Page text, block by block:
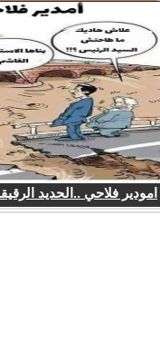
امودير فلاحي ..الحديد